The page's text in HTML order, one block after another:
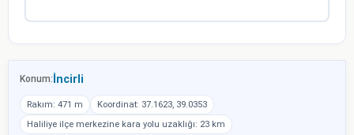
Konum: İncirli
Rakım: 471 m
Koordinat: 37.1623, 39.0353
Haliliye ilçe merkezine kara yolu uzaklığı: 23 km